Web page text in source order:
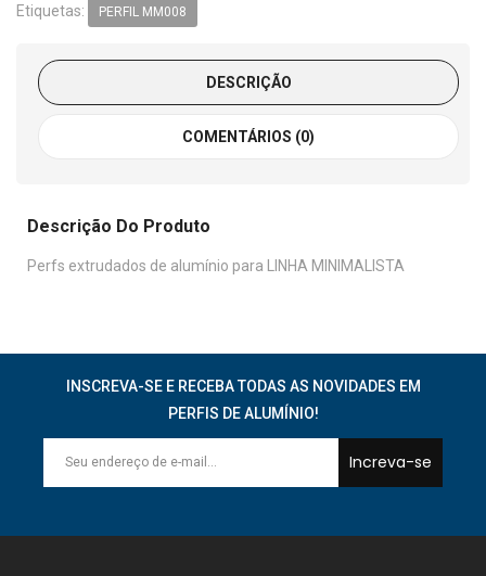
Etiquetas: PERFIL MM008
DESCRIÇÃO
COMENTÁRIOS (0)
Descrição Do Produto
Perfs extrudados de alumínio para LINHA MINIMALISTA
INSCREVA-SE E RECEBA TODAS AS NOVIDADES EM
PERFIS DE ALUMÍNIO!
Increva-se